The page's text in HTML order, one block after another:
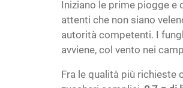
Iniziano le prime piogge e
attenti che non siano
autorità competenti. I
avviene, col vento nei
Fra le qualità più